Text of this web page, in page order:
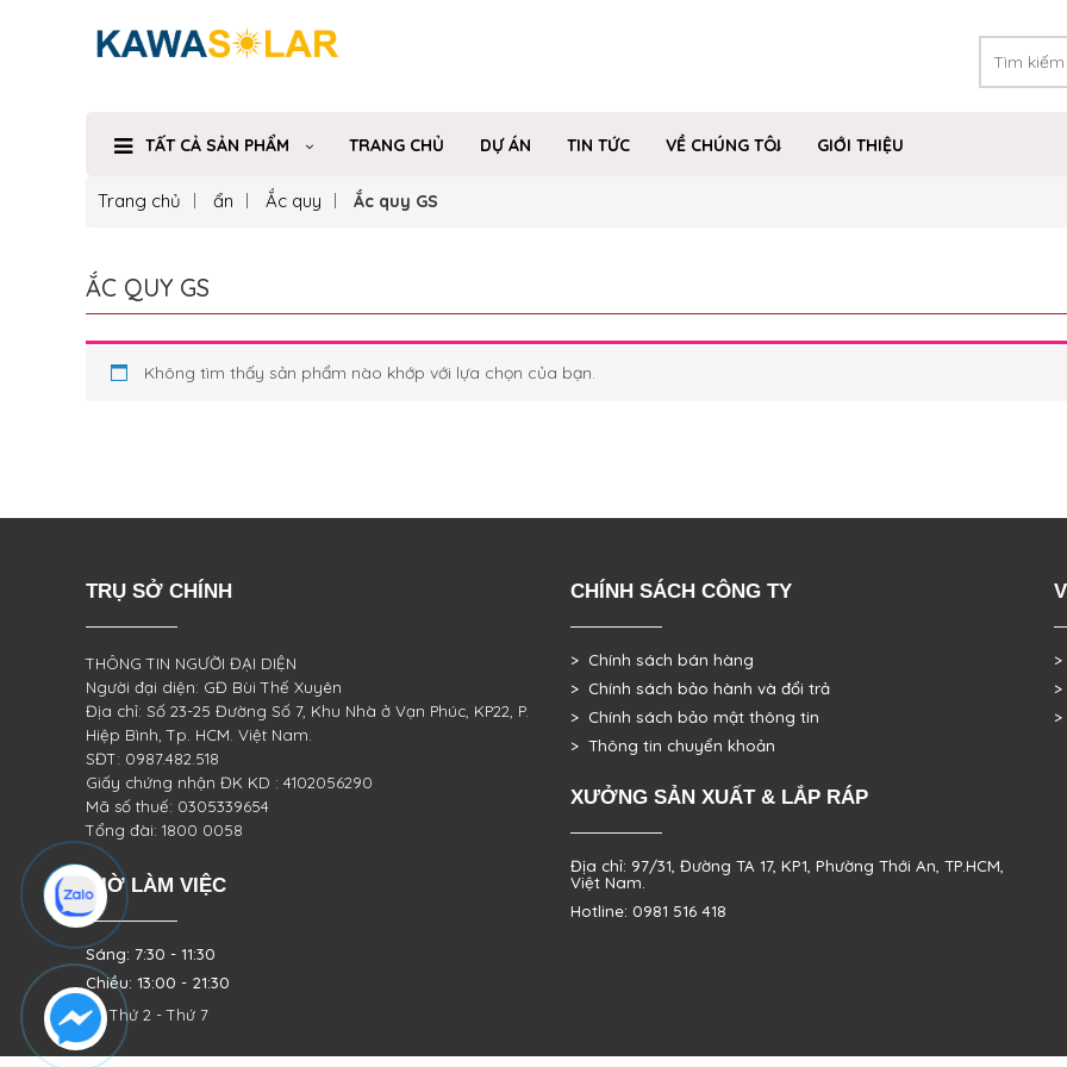
TẤT CẢ SẢN PHẨM TRANG CHỦ DỰ ÁN TIN TỨC VỀ CHÚNG TÔI GIỚI THIỆU
Trang chủ ẩn Ắc quy Ắc quy GS
ẮC QUY GS
Không tìm thấy sản phẩm nào khớp với lựa chọn của bạn.
TRỤ SỞ CHÍNH
THÔNG TIN NGƯỜI ĐẠI DIỆN
Người đại diện: GĐ Bùi Thế Xuyên
Địa chỉ: Số 23-25 Đường Số 7, Khu Nhà ở Vạn Phúc, KP22, P.
Hiệp Bình, Tp. HCM. Việt Nam.
SĐT: 0987.482.518
Giấy chứng nhận ĐK KD : 4102056290
Mã số thuế: 0305339654
Tổng đài: 1800 0058
GIỜ LÀM VIỆC
Sáng: 7:30 - 11:30
Chiều: 13:00 - 21:30
Từ Thứ 2 - Thứ 7
CHÍNH SÁCH CÔNG TY
> Chính sách bán hàng
> Chính sách bảo hành và đổi trả
> Chính sách bảo mật thông tin
> Thông tin chuyển khoản
XƯỞNG SẢN XUẤT & LẮP RÁP
Địa chỉ: 97/31, Đường TA 17, KP1, Phường Thới An, TP.HCM,
Việt Nam.
Hotline: 0981 516 418
>
>